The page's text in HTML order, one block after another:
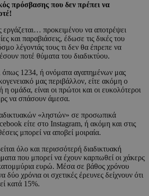
πρόσβασης που δεν πρέπει να
εργάζεται… προκειμένου να αποτρέψει
και παραβιάσεις, έδωσε τις δικές του
λέγοντάς τους τι δεν θα έπρεπε να
ποτέ θύματα του διαδικτύου.
1234, ή ονόματα αγαπημένων μας
μας περιβάλλον, είτε ακόμη ο
η ομάδα, είναι οι πρώτοι και οι ευκολότεροι
να σπάσουν άμεσα.
«ληστών» σε προσωπικά
είτε στο Instagram, ή ακόμη και στις
μπορεί να αποβεί μοιραία.
όλο και περισσότερή διαδικτυακή
που μπορεί να έχουν καρπωθεί οι χάκερς
ευρώ. Μέσα σε βάθος χρόνου
δύο χρόνια οι σχετικές έρευνες δείχνουν ότι
κατά 15%.